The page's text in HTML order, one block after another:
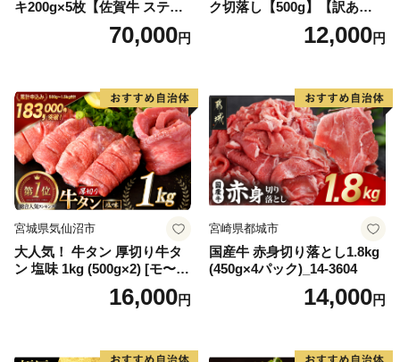
キ200g×5枚【佐賀牛 ステー
キ ブランド肉 ヒレ肉 フィレ
肉 ジューシー ヘルシー】(H0
70,000円
ク切落し【500g】【訳あり】
12,000円
宮城県気仙沼市
大人気！ 牛タン 厚切り牛タ
ン 塩味 1kg (500g×2) [モ〜ラ
ンド 宮城県 気仙沼市 205646
60] 肉 牛肉 精肉 牛たん 牛タ
厚切り タン
16,000円
宮崎県都城市
国産牛 赤身切り落とし1.8kg
(450g×4パック)_14-3604
14,000円